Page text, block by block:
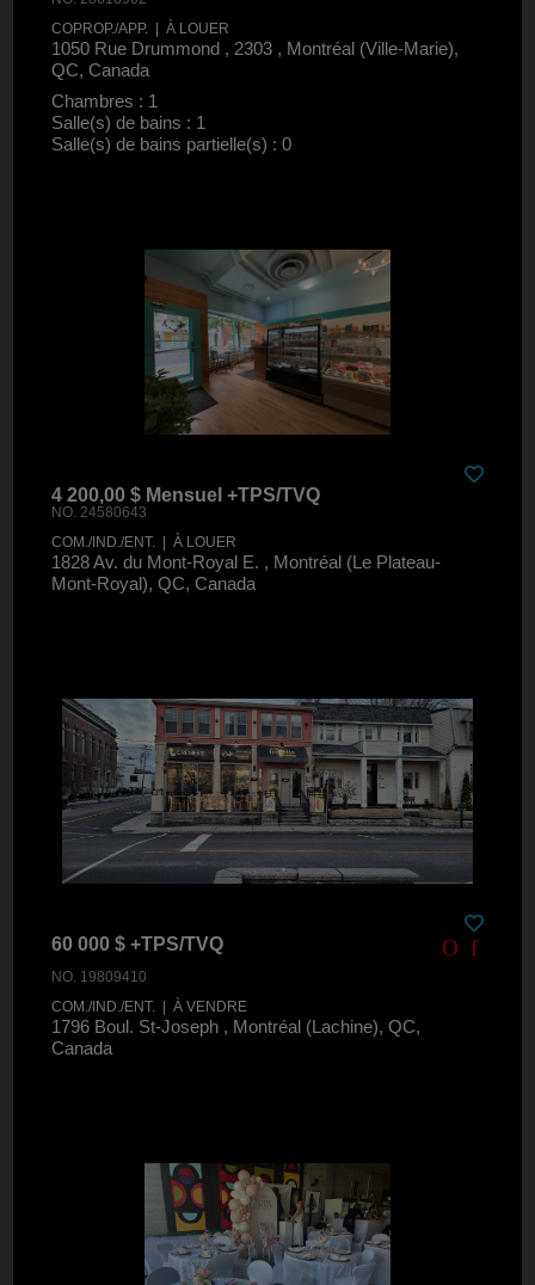
COPROP./APP. | À LOUER
1050 Rue Drummond , 2303 , Montréal (Ville-Marie),
QC, Canada
Chambres : 1
Salle(s) de bains : 1
Salle(s) de bains partielle(s) : 0
4 200,00 $ Mensuel +TPS/TVQ
NO. 24580643
COM./IND./ENT. | À LOUER
1828 Av. du Mont-Royal E. , Montréal (Le Plateau-
Mont-Royal), QC, Canada
60 000 $ +TPS/TVQ
NO. 19809410
COM./IND./ENT. | À VENDRE
1796 Boul. St-Joseph , Montréal (Lachine), QC,
Canada